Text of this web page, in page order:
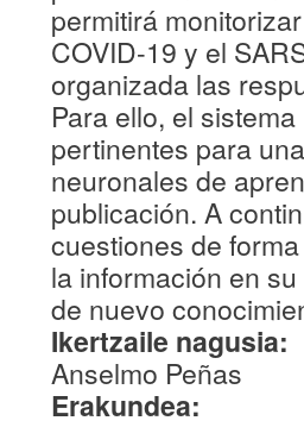
permitirá
COVID-19 y el
organizada las
Para ello, el
pertinentes para
neuronales de
publicación. A
cuestiones de
la información en
de nuevo
Ikertzaile nagusia:
Anselmo Peñas
Erakundea: